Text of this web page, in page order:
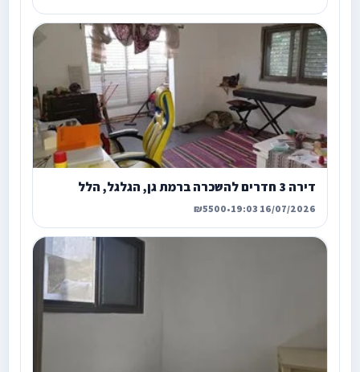
דירה 3 חדרים להשכרה ברמת גן, הגלגל, הלל
16/07/2026 19:03
•
₪5500